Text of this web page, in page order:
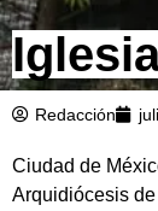
Redacción
Ciudad de
Arquidiócesis